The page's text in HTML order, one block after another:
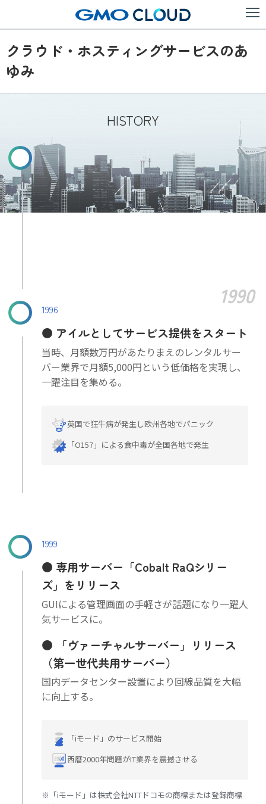
クラウド・ホスティングサービスのあ
ゆみ
HISTORY
1990
1996
アイルとしてサービス提供をスタート
当時、月額数万円があたりまえのレンタルサー
バー業界で月額5,000円という低価格を実現し、
一躍注目を集める。
英国で狂牛病が発生し欧州各地でパニック
「O157」による食中毒が全国各地で発生
1999
専用サーバー「Cobalt RaQシリー
ズ」をリリース
GUIによる管理画面の手軽さが話題になり一躍人
気サービスに。
「ヴァーチャルサーバー」リリース
（第一世代共用サーバー）
国内データセンター設置により回線品質を大幅
に向上する。
「iモード」のサービス開始
西暦2000年問題がIT業界を震撼させる
※「iモード」は株式会社NTTドコモの商標または登録商標